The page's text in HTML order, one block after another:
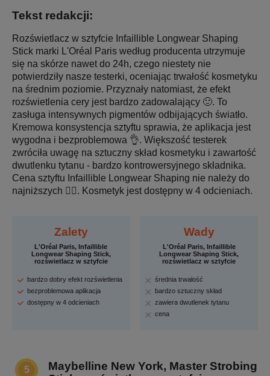
Tekst redakcji:
Rozświetlacz w sztyfcie Infaillible Longwear Shaping
Stick marki L'Oréal Paris według producenta utrzymuje
się na skórze nawet do 24h, czego niestety nie
potwierdziły nasze testerki, oceniając trwałość kosmetyku
na średnim poziomie. Przyznały natomiast, że efekt
rozświetlenia cery jest bardzo zadowalający 🙂. To
zasługa intensywnych pigmentów odbijających światło.
Kremowa konsystencja sztyftu sprawia, że aplikacja jest
wygodna i bezproblemowa 👌. Większość testerek
zwróciła uwagę na sztuczny skład kosmetyku i zawartość
dwutlenku tytanu - bardzo kontrowersyjnego składnika.
Cena sztyftu Infaillible Longwear Shaping nie należy do
najniższych 🤷‍♀️. Kosmetyk jest dostępny w 4 odcieniach.
Zalety
L'Oréal Paris, Infaillible
Longwear Shaping Stick,
rozświetlacz w sztyfcie
bardzo dobry efekt rozświetlenia
bezproblemowa aplikacja
dostępny w 4 odcieniach
Wady
L'Oréal Paris, Infaillible
Longwear Shaping Stick,
rozświetlacz w sztyfcie
średnia trwałość
bardzo sztuczny skład
zawiera dwutlenek tytanu
cena
Maybelline New York, Master Strobing